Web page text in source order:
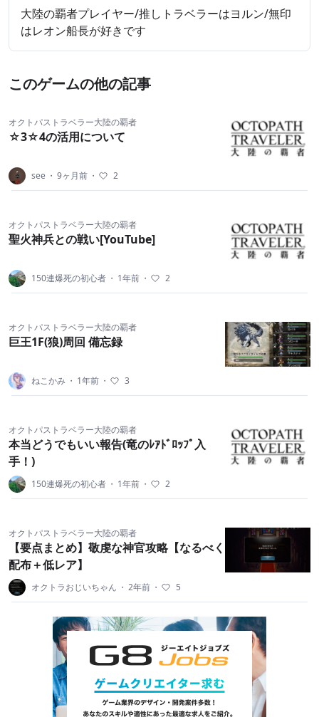
大陸の覇者プレイヤー/推しトラベラーはヨルン/無印
はレオン船長が好きです
このゲームの他の記事
オクトパストラベラー大陸の覇者
☆3☆4の活用について
see ・ 9ヶ月前 ・ 2
オクトパストラベラー大陸の覇者
聖火神兵との戦い[YouTube]
150連爆死の初心者 ・ 1年前 ・ 2
オクトパストラベラー大陸の覇者
巨王1F(狼)周回 備忘録
ねこかみ ・ 1年前 ・ 3
オクトパストラベラー大陸の覇者
本当どうでもいい報告(竜のﾚｱﾄﾞﾛｯﾌﾟ入
手！)
150連爆死の初心者 ・ 1年前 ・ 2
オクトパストラベラー大陸の覇者
【要点まとめ】敬虔な神官攻略【なるべく
配布＋低レア】
オクトラおじいちゃん ・ 2年前 ・ 5